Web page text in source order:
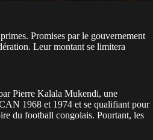
Promises par le gouvernement
Leur montant se limitera
Pierre Kalala Mukendi, une
1968 et 1974 et se qualifiant pour
du football congolais. Pourtant, les